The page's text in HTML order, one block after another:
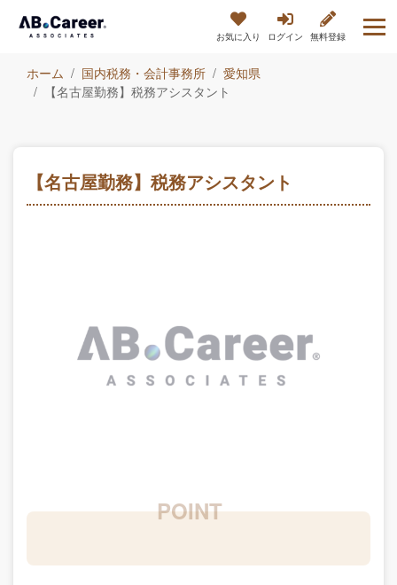
お気に入り ログイン 無料登録
ホーム 国内税務・会計事務所
愛知県
【名古屋勤務】税務アシスタント
【名古屋勤務】税務アシスタント